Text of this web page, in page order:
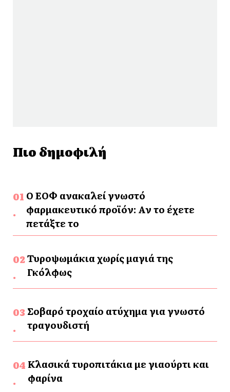
Πιο δημοφιλή
Ο ΕΟΦ ανακαλεί γνωστό
φαρμακευτικό προϊόν: Αν το έχετε
πετάξτε το
Τυροψωμάκια χωρίς μαγιά της
Γκόλφως
Σοβαρό τροχαίο ατύχημα για γνωστό
τραγουδιστή
Κλασικά τυροπιτάκια με γιαούρτι και
φαρίνα